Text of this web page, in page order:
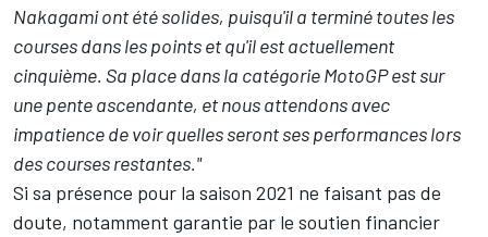
Nakagami ont été solides, puisqu'il a terminé toutes les
courses dans les points et qu'il est actuellement
cinquième. Sa place dans la catégorie MotoGP est sur
une pente ascendante, et nous attendons avec
impatience de voir quelles seront ses performances lors
des courses restantes."
Si sa présence pour la saison 2021 ne faisant pas de
doute, notamment garantie par le soutien financier